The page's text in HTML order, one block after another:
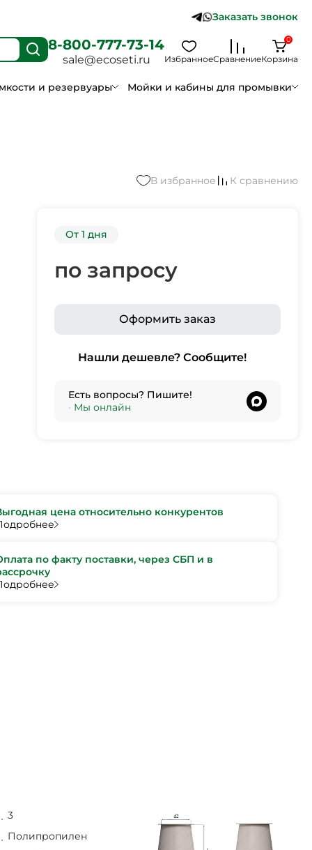
Заказать звонок
8-800-777-73-14
sale@ecoseti.ru ИзбранноеСравнениеКорзина
0
и резервуары Мойки и кабины для промывки
В избранное К сравнению
От 1 дня
по запросу
Оформить заказ
Нашли дешевле? Сообщите!
Есть вопросы? Пишите!
• Мы онлайн
цена относительно конкурентов
по факту поставки, через СБП и в
3
Полипропилен